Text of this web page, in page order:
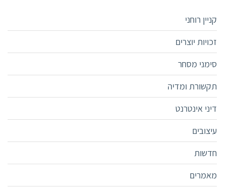
קניין רוחני
זכויות יוצרים
סימני מסחר
תקשורת ומדיה
דיני אינטרנט
עיצובים
חדשות
מאמרים